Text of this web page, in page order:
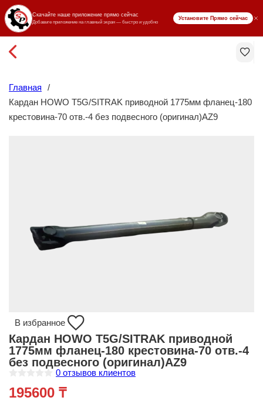
₸ KZT
Главная
/
Кардан HOWO T5G/SITRAK приводной 1775мм фланец-180
крестовина-70 отв.-4 без подвесного (оригинал)AZ9
В избранное
Кардан HOWO T5G/SITRAK приводной
1775мм фланец-180 крестовина-70 отв.-4
без подвесного (оригинал)AZ9
ц
е
0 отзывов клиентов
195600 ₸